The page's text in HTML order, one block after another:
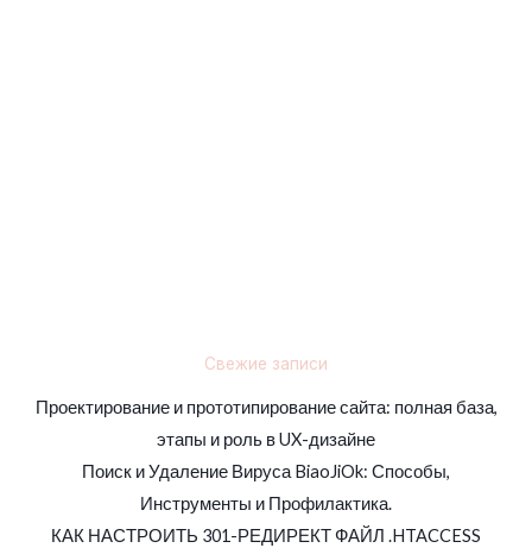
Свежие записи
Проектирование и прототипирование сайта: полная база,
этапы и роль в UX-дизайне
Поиск и Удаление Вируса BiaoJiOk: Способы,
Инструменты и Профилактика.
КАК НАСТРОИТЬ 301-РЕДИРЕКТ ФАЙЛ .HTACCESS